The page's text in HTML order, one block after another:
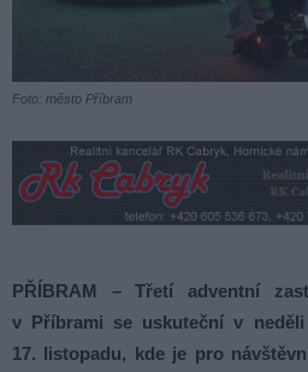
Foto: město Příbram
PŘÍBRAM –
Třetí adventní
v Příbrami se uskuteční v
17. listopadu, kde je pro